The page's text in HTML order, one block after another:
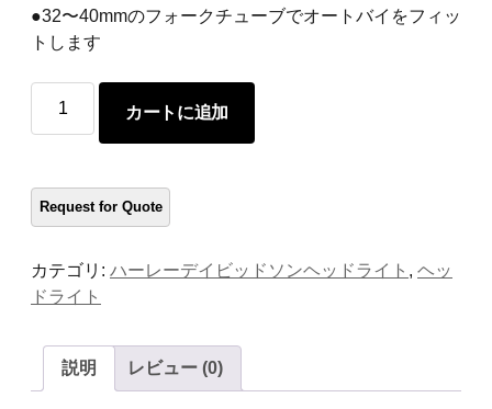
●32〜40mmのフォークチューブでオートバイをフィッ
トします
ト
バ
ヘ
ッ
カートに追加
カテゴリ: ハーレーデイビッドソンヘッドライト , ヘッ
ドライト
説明 レビュー (0)